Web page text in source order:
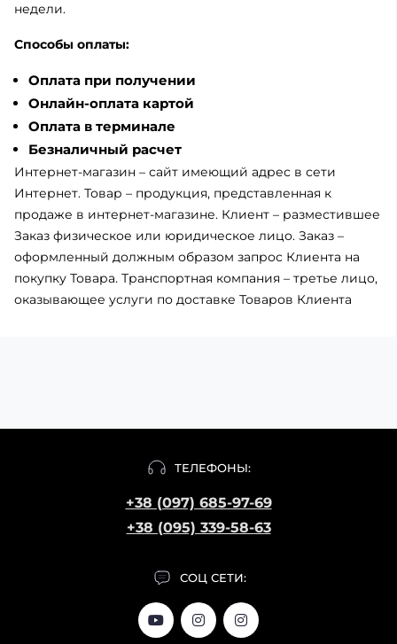
недели.
Способы оплаты:
Оплата при получении
Онлайн-оплата картой
Оплата в терминале
Безналичный расчет
Интернет-магазин – сайт имеющий адрес в сети
Интернет. Товар – продукция, представленная к
продаже в интернет-магазине. Клиент – разместившее
Заказ физическое или юридическое лицо. Заказ –
оформленный должным образом запрос Клиента на
покупку Товара. Транспортная компания – третье лицо,
оказывающее услуги по доставке Товаров Клиента
ТЕЛЕФОНЫ:
+38 (097) 685-97-69
+38 (095) 339-58-63
СОЦ СЕТИ: